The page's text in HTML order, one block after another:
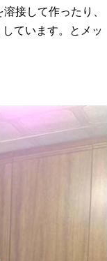
接して作ったり、
ています。とメッ